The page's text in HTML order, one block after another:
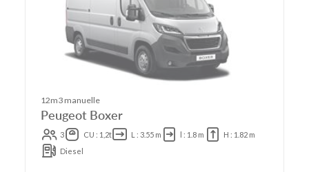
12m3 manuelle
Peugeot Boxer
3 CU : 1,2t L : 3.55 m l : 1.8 m
H : 1.82 m
Diesel